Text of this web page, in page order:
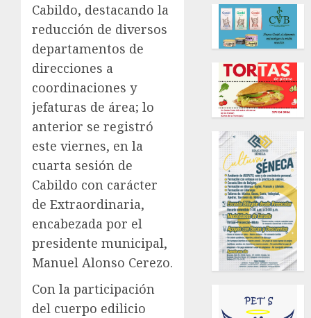
Cabildo, destacando la
reducción de diversos
departamentos de
direcciones a
coordinaciones y
jefaturas de área; lo
anterior se registró
este viernes, en la
cuarta sesión de
Cabildo con carácter
de Extraordinaria,
encabezada por el
presidente municipal,
Manuel Alonso Cerezo.
Con la participación
del cuerpo edilicio